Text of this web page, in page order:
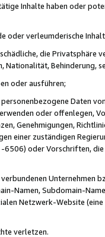
Inhalte haben oder
oder verleumderische
die Privatsphäre
Nationalität, Behinderung,
oder ausführen;
Daten
oder offenlegen,
Genehmigungen,
einer zuständigen
6506) oder Vorschriften,
Unternehmen
Namen, Subdomain-
Netzwerk-Website
verletzen.